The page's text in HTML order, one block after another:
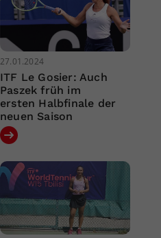
27.01.2024
ITF Le Gosier: Auch
Paszek früh im
ersten Halbfinale der
neuen Saison